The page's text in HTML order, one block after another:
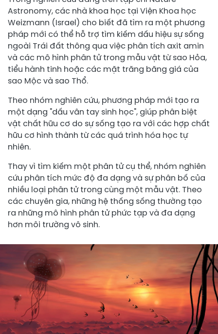
Astronomy, các nhà khoa học tại Viện Khoa học
Weizmann (Israel) cho biết đã tìm ra một phương
pháp mới có thể hỗ trợ tìm kiếm dấu hiệu sự sống
ngoài Trái đất thông qua việc phân tích axit amin
và các mô hình phân tử trong mẫu vật từ sao Hỏa,
tiểu hành tinh hoặc các mặt trăng băng giá của
sao Mộc và sao Thổ.
Theo nhóm nghiên cứu, phương pháp mới tạo ra
một dạng "dấu vân tay sinh học", giúp phân biệt
vật chất hữu cơ do sự sống tạo ra với các hợp chất
hữu cơ hình thành từ các quá trình hóa học tự
nhiên.
Thay vì tìm kiếm một phân tử cụ thể, nhóm nghiên
cứu phân tích mức độ đa dạng và sự phân bố của
nhiều loại phân tử trong cùng một mẫu vật. Theo
các chuyên gia, những hệ thống sống thường tạo
ra những mô hình phân tử phức tạp và đa dạng
hơn môi trường vô sinh.